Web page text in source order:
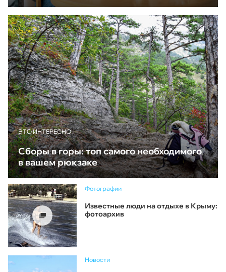
ЭТО ИНТЕРЕСНО
Сборы в горы: топ самого необходимого
в вашем рюкзаке
Фотографии
Известные люди на отдыхе в Крыму:
фотоархив
Новости